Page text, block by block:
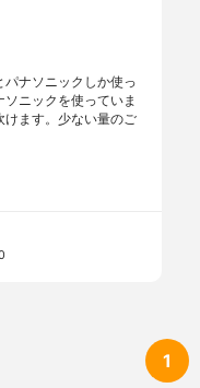
ナソニックしか使っ
ニックを使っていま
けます。少ない量のご
1